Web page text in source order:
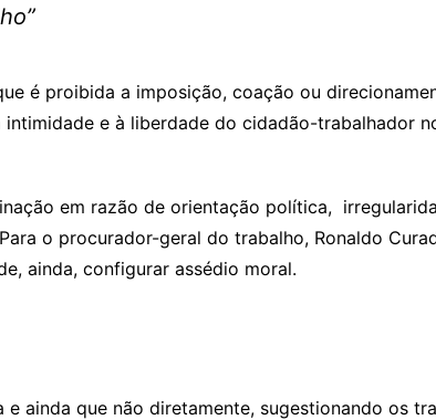
é proibida a imposição, coação ou
e à liberdade do cidadão-trabalhador
em razão de orientação política,
o procurador-geral do trabalho, Ronaldo
ainda, configurar assédio moral.
ainda que não diretamente, sugestionando os